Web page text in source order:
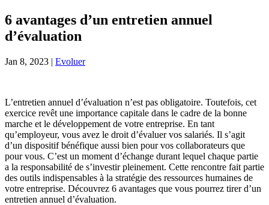
6 avantages d’un entretien annuel
d’évaluation
Jan 8, 2023 | Evoluer
L’entretien annuel d’évaluation n’est pas obligatoire. Toutefois, cet
exercice revêt une importance capitale dans le cadre de la bonne
marche et le développement de votre entreprise. En tant
qu’employeur, vous avez le droit d’évaluer vos salariés. Il s’agit
d’un dispositif bénéfique aussi bien pour vos collaborateurs que
pour vous. C’est un moment d’échange durant lequel chaque partie
a la responsabilité de s’investir pleinement. Cette rencontre fait partie
des outils indispensables à la stratégie des ressources humaines de
votre entreprise. Découvrez 6 avantages que vous pourrez tirer d’un
entretien annuel d’évaluation.